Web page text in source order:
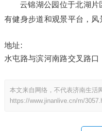
云锦湖公园位于北湖片
有健身步道和观景平台，风
地址:
水屯路与滨河南路交叉路口
本文来自网络，不代表济南生活
https://www.jinanlive.cn/m/